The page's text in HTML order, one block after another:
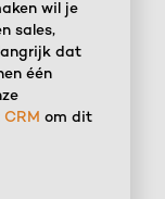
wil je
sales,
dat
één
om dit